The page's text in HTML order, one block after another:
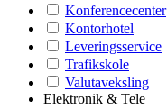
Konferencecenter
Kontorhotel
Leveringsservice
Trafikskole
Valutaveksling
Elektronik & Tele